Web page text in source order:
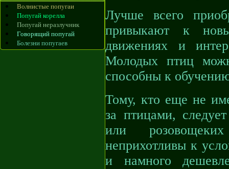
Волнистые попугаи
Попугай корелла
Попугай неразлучник
Говорящий попугай
Болезни попугаев
Лучше всего
привыкают к
движениях и
Молодых птиц
способны к
Тому, кто еще не
за птицами,
или
неприхотливы к
и намного